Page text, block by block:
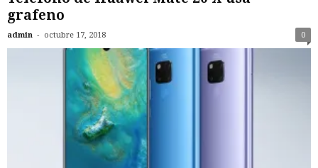
grafeno
admin - octubre 17, 2018 0